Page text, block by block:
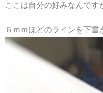
ここは自分の好みなんです
６ｍｍほどのラインを下書